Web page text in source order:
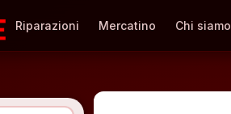
Riparazioni Mercatino Chi siamo